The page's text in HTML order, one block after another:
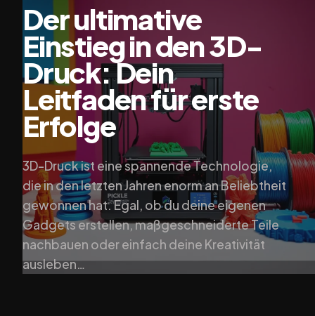
Der ultimative
Einstieg in den 3D-
Druck: Dein
Leitfaden für erste
Erfolge
3D-Druck ist eine spannende Technologie,
die in den letzten Jahren enorm an Beliebtheit
gewonnen hat. Egal, ob du deine eigenen
Gadgets erstellen, maßgeschneiderte Teile
nachbauen oder einfach deine Kreativität
ausleben…